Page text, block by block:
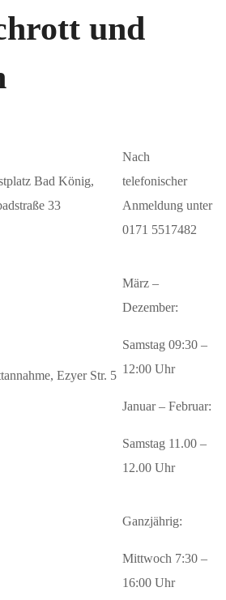
und
Bad König,
33
Nach
telefonischer
Anmeldung unter
0171 5517482
Ezyer Str. 5
März –
Dezember:
Samstag 09:30 –
12:00 Uhr
Januar – Februar:
Samstag 11.00 –
12.00 Uhr
Ganzjährig:
Mittwoch 7:30 –
16:00 Uhr